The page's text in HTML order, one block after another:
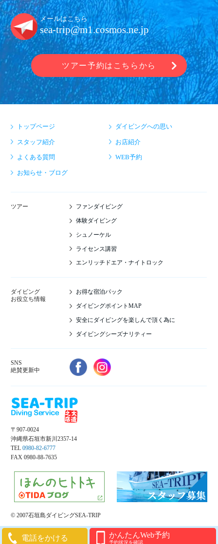
メールはこちら
sea-trip@m1.cosmos.ne.jp
ツアー予約はこちらから
トップページ ダイビングへの思い
スタッフ紹介 お店紹介
よくある質問 WEB予約
お知らせ・ブログ
ツアー ファンダイビング
体験ダイビング
シュノーケル
ライセンス講習
エンリッチドエア・ナイトロック
ダイビング
お役立ち情報
お得な宿泊パック
ダイビングポイントMAP
安全にダイビングを楽しんで頂く為に
ダイビングシーズナリティー
SNS
絶賛更新中
〒907-0024
沖縄県石垣市新川2357-14
TEL 0980-82-6777
FAX 0980-88-7635
© 2007石垣島ダイビングSEA-TRIP
電話をかける かんたんWeb予約
予約状況を確認